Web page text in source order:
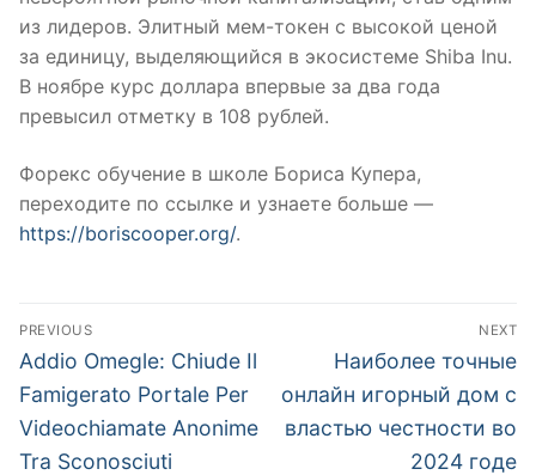
из лидеров. Элитный мем-токен с высокой ценой
за единицу, выделяющийся в экосистеме Shiba Inu.
В ноябре курс доллара впервые за два года
превысил отметку в 108 рублей.
Форекс обучение в школе Бориса Купера,
переходите по ссылке и узнаете больше —
https://boriscooper.org/.
文
章
導
覽
PREVIOUS
Previous
post:
Addio Omegle: Chiude Il
Famigerato Portale Per
Videochiamate Anonime
Tra Sconosciuti
NEXT
Next
post:
Наиболее точные
онлайн игорный дом с
властью честности во
2024 годе